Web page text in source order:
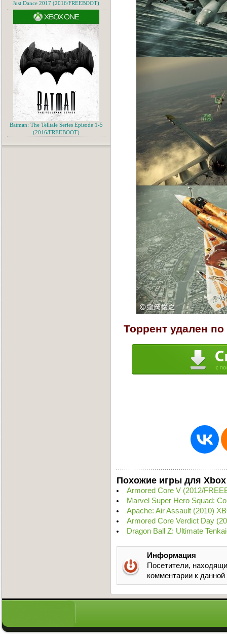
Торрент удален
Похожие игры для Xbox
Armored Core V (2012/
Marvel Super Hero Squad:
Apache: Air Assault (2010)
Armored Core Verdict Day
Dragon Ball Z: Ultimate
Информация
Посетители,
комментарии к
Just Dance 2017 (2016/FREEBOOT)
Batman: The Telltale Series Episode 1-5
(2016/FREEBOOT)